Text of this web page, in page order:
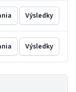
Výsledky
Výsledky